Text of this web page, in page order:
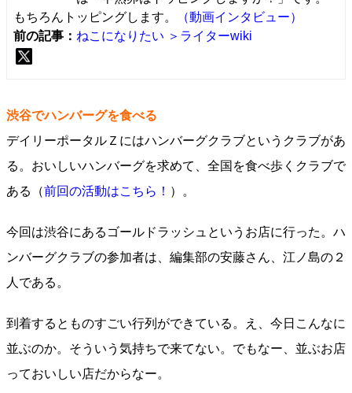
もちろんトッピングします。
（動画インタビュー）
前の記事： ねこになりたい ＞ライターwiki
渋谷でハンバーグを食べる
デイリーポータルＺにはハンバーグクラブというクラブがあ
る。おいしいハンバーグを求めて、全国を食べ歩くクラブで
ある（前回の活動はこちら！ ）。
今回は渋谷にあるゴールドラッシュというお店に行った。ハ
ンバーグクラブの参加者は、編集部の安藤さん、江ノ島の２
人である。
到着するとものすごい行列ができている。え、今日こんなに
並ぶのか。そういう気持ちで来てない。でもなー、並ぶお店
っておいしい店だからなー。